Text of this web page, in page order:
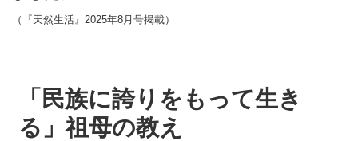
（『天然生活』2025年8月号掲載）
「民族に誇りをもって生き
る」祖母の教え